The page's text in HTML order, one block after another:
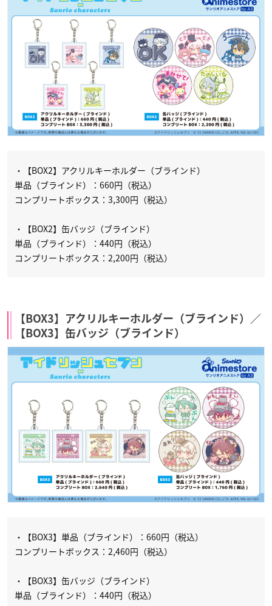
・【BOX2】アクリルキーホルダー（ブラインド）
単品（ブラインド）：660円（税込）
コンプリートボックス：3,300円（税込）
・【BOX2】缶バッジ（ブラインド）
単品（ブラインド）：440円（税込）
コンプリートボックス：2,200円（税込）
【BOX3】アクリルキーホルダー（ブラインド）／
【BOX3】缶バッジ（ブラインド）
・【BOX3】単品（ブラインド）：660円（税込）
コンプリートボックス：2,460円（税込）
・【BOX3】缶バッジ（ブラインド）
単品（ブラインド）：440円（税込）